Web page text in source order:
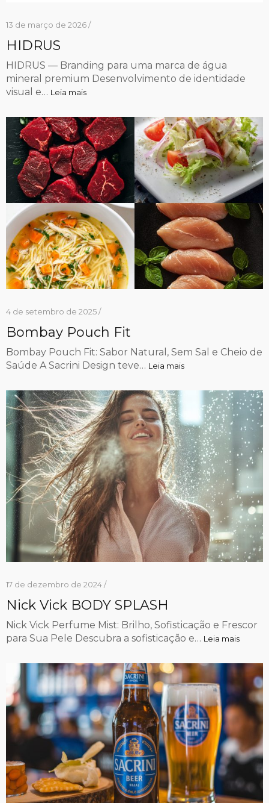
13 de março de 2026 /
HIDRUS
HIDRUS — Branding para uma marca de água
mineral premium Desenvolvimento de identidade
visual e… Leia mais
4 de setembro de 2025 /
Bombay Pouch Fit
Bombay Pouch Fit: Sabor Natural, Sem Sal e Cheio de
Saúde A Sacrini Design teve… Leia mais
17 de dezembro de 2024 /
Nick Vick BODY SPLASH
Nick Vick Perfume Mist: Brilho, Sofisticação e Frescor
para Sua Pele Descubra a sofisticação e… Leia mais